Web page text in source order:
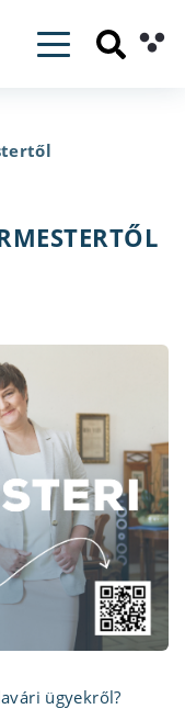
Toggle
ügyekről?